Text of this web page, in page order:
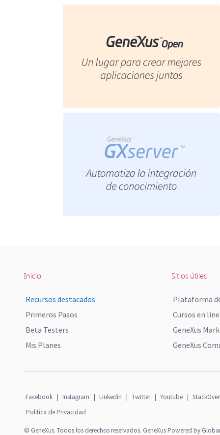
Inicio
Recursos destacados
Primeros Pasos
Beta Testers
Mis Planes
Sitios útiles
Plataforma
Cursos en
GeneXus
GeneXus
Facebook | Instagram | Linkedin | Twitter | Youtube |
Política de Privacidad
© GeneXus. Todos los derechos reservados. GeneXus Powered by